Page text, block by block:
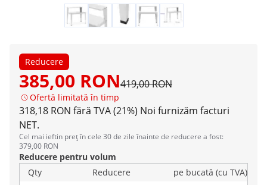
Reducere
385,00 RON419,00 RON
Ofertă limitată în timp
318,18 RON fără TVA (21%) Noi furnizăm facturi
NET.
Cel mai ieftin preț în cele 30 de zile înainte de reducere a fost:
379,00 RON
Reducere pentru volum
Qty
Reducere
pe bucată (cu TVA)